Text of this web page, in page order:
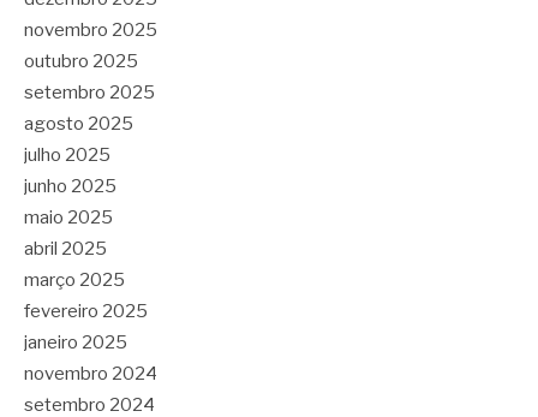
novembro 2025
outubro 2025
setembro 2025
agosto 2025
julho 2025
junho 2025
maio 2025
abril 2025
março 2025
fevereiro 2025
janeiro 2025
novembro 2024
setembro 2024